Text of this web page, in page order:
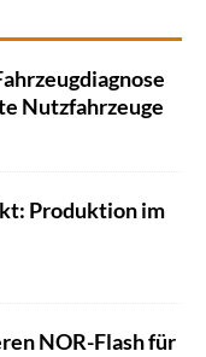
Nutzfahrzeuge
Produktion im
NOR-Flash für